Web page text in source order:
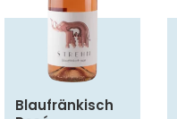
Blaufränkisch